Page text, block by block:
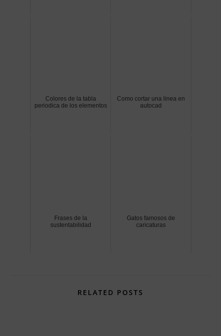
Colores de la tabla
periodica de los elementos
Como cortar una linea en
autocad
Frases de la
sustentabilidad
Gatos famosos de
caricaturas
RELATED POSTS